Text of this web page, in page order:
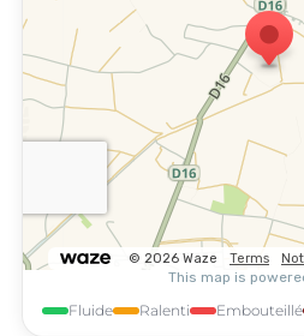
Fluide Ralenti Embouteillé